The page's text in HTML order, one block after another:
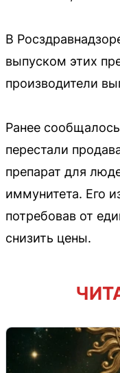
В
выпуском этих
производители
Ранее
перестали
препарат для
иммунитета. Его
потребовав от
снизить цены.